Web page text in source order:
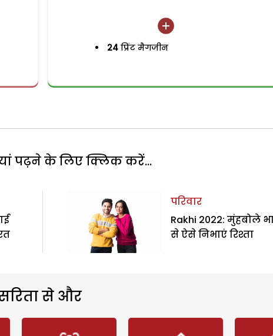
24 प्रिंट मैगजीन
पढ़ने के लिए क्लिक करें...
परिवार
Rakhi 2022: मुंहबोले
से ऐसे निभाएं रिश्ता
से और